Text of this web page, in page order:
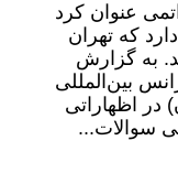
عنوان کرد
که تهران
به گزارش
بین‌المللی
روز سه‌شنبه(۲۴ آبان) در اظهاراتی
سوالات...